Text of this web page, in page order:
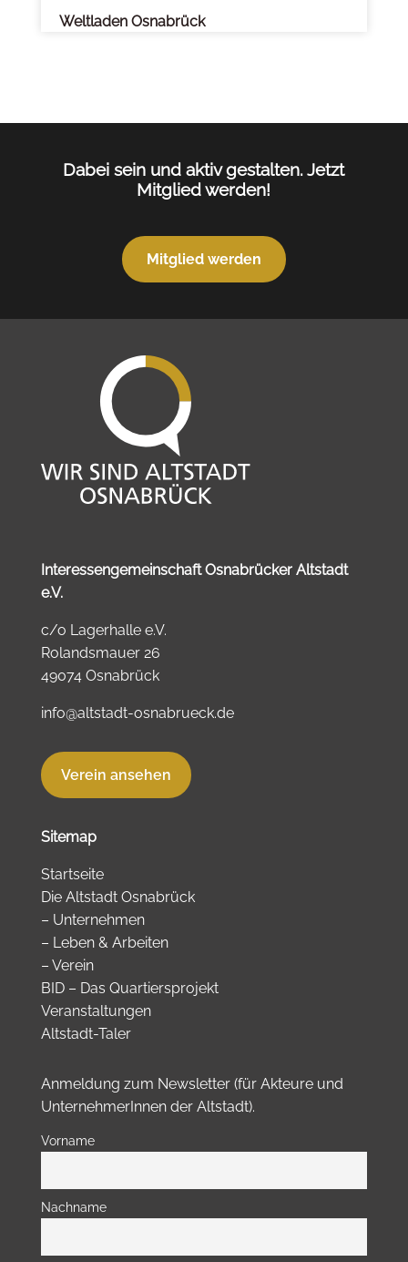
Weltladen Osnabrück
Dabei sein und aktiv gestalten. Jetzt
Mitglied werden!
Mitglied werden
Interessengemeinschaft Osnabrücker Altstadt
e.V.
c/o Lagerhalle e.V.
Rolandsmauer 26
49074 Osnabrück
info@altstadt-osnabrueck.de
Verein ansehen
Sitemap
Startseite
Die Altstadt Osnabrück
– Unternehmen
– Leben & Arbeiten
– Verein
BID – Das Quartiersprojekt
Veranstaltungen
Altstadt-Taler
Anmeldung zum Newsletter (für Akteure und
UnternehmerInnen der Altstadt).
Vorname
Nachname